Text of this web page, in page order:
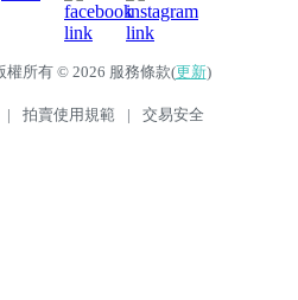
權所有 © 2026 服務條款(更新)
| 拍賣使用規範 | 交易安全